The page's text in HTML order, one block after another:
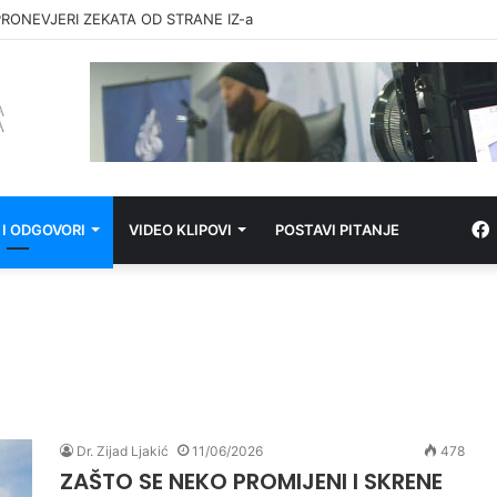
ZEKATA OD STRANE IZ-a
ODGOVORI VIDEO KLIPOVI POSTAVI PITANJE
Dr. Zijad Ljakić 11/06/2026 478
ZAŠTO SE NEKO PROMIJENI I SKRENE